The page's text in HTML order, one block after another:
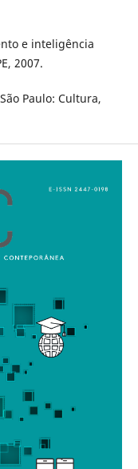
e inteligência
2007.
Paulo: Cultura,